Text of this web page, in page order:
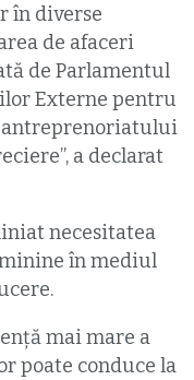
în diverse
de afaceri
de Parlamentul
Externe pentru
antreprenoriatului
a declarat
necesitatea
în mediul
mai mare a
poate conduce la